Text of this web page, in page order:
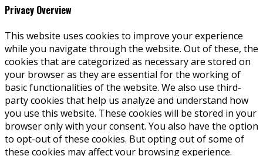
Privacy Overview
This website uses cookies to improve your experience
while you navigate through the website. Out of these, the
cookies that are categorized as necessary are stored on
your browser as they are essential for the working of
basic functionalities of the website. We also use third-
party cookies that help us analyze and understand how
you use this website. These cookies will be stored in your
browser only with your consent. You also have the option
to opt-out of these cookies. But opting out of some of
these cookies may affect your browsing experience.